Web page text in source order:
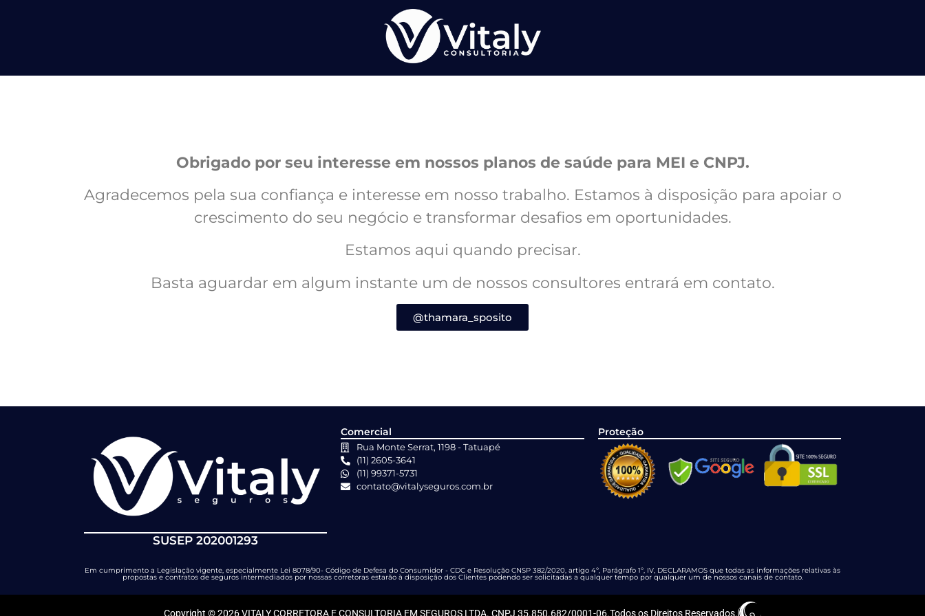
Obrigado por seu interesse em nossos planos de saúde para MEI e CNPJ.
Agradecemos pela sua confiança e interesse em nosso trabalho. Estamos à disposição para apoiar o
crescimento do seu negócio e transformar desafios em oportunidades.
Estamos aqui quando precisar.
Basta aguardar em algum instante um de nossos consultores entrará em contato.
@thamara_sposito
SUSEP 202001293
Comercial
Rua Monte Serrat, 1198 - Tatuapé
(11) 2605-3641
(11) 99371-5731
contato@vitalyseguros.com.br
Proteção
Em cumprimento a Legislação vigente, especialmente Lei 8078/90- Código de Defesa do Consumidor - CDC e Resolução CNSP 382/2020, artigo 4º, Parágrafo 1º, IV, DECLARAMOS que todas as informações relativas às
propostas e contratos de seguros intermediados por nossas corretoras estarão à disposição dos Clientes podendo ser solicitadas a qualquer tempo por qualquer um de nossos canais de contato.
Copyright © 2026 VITALY CORRETORA E CONSULTORIA EM SEGUROS LTDA. CNPJ 35.850.682/0001-06.Todos os Direitos Reservados.